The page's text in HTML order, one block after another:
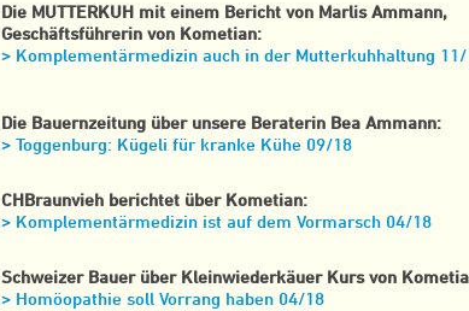
Die MUTTERKUH mit einem Bericht von Marlis Ammann,
Geschäftsführerin von Kometian:
> Komplementärmedizin auch in der Mutterkuhhaltung 11/
Die Bauernzeitung über unsere Beraterin Bea Ammann:
> Toggenburg: Kügeli für kranke Kühe 09/18
CHBraunvieh berichtet über Kometian:
> Komplementärmedizin ist auf dem Vormarsch 04/18
Schweizer Bauer über Kleinwiederkäuer Kurs von
> Homöopathie soll Vorrang haben 04/18